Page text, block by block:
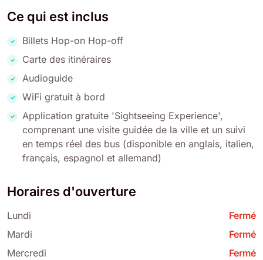
Ce qui est inclus
Billets Hop-on Hop-off
Carte des itinéraires
Audioguide
WiFi gratuit à bord
Application gratuite 'Sightseeing Experience',
comprenant une visite guidée de la ville et un suivi
en temps réel des bus (disponible en anglais, italien,
français, espagnol et allemand)
Horaires d'ouverture
Lundi
Fermé
Mardi
Fermé
Mercredi
Fermé